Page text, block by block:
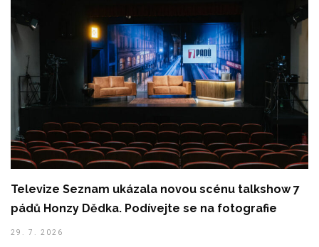
Televize Seznam ukázala novou scénu talkshow 7
pádů Honzy Dědka. Podívejte se na fotografie
29. 7. 2026